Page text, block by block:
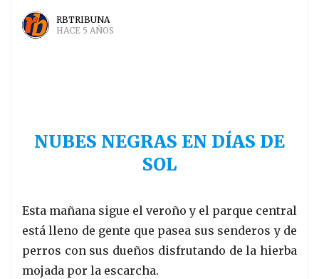
RBTRIBUNA
HACE 5 AÑOS
NUBES NEGRAS EN DÍAS DE
SOL
Esta mañana sigue el veroño y el parque central
está lleno de gente que pasea sus senderos y de
perros con sus dueños disfrutando de la hierba
mojada por la escarcha.